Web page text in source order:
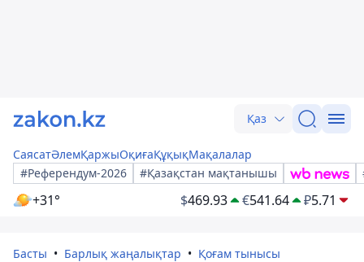
Қаз
СаясатӘлемҚаржыОқиғаҚұқықМақалалар
#Референдум-2026
#Қазақстан мақтанышы
+31° $469.93 €541.64 ₽5.71
Басты Барлық жаңалықтар Қоғам тынысы